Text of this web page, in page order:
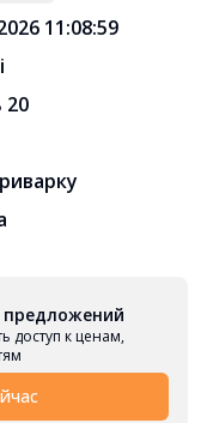
11:08:59
20
доступ к ценам,